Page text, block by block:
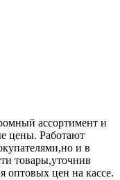
ассортимент и
цены. Работают
и в
товары,уточнив
оптовых цен на кассе.